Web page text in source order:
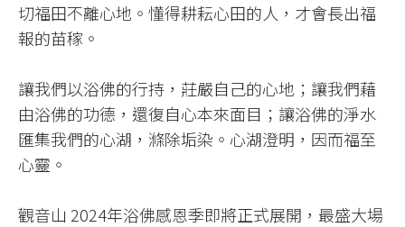
切福田不離心地。懂得耕耘心田的人，才會長出福
報的苗稼。
讓我們以浴佛的行持，莊嚴自己的心地；讓我們藉
由浴佛的功德，還復自心本來面目；讓浴佛的淨水
匯集我們的心湖，滌除垢染。心湖澄明，因而福至
心靈。
觀音山 2024年浴佛感恩季即將正式展開，最盛大場